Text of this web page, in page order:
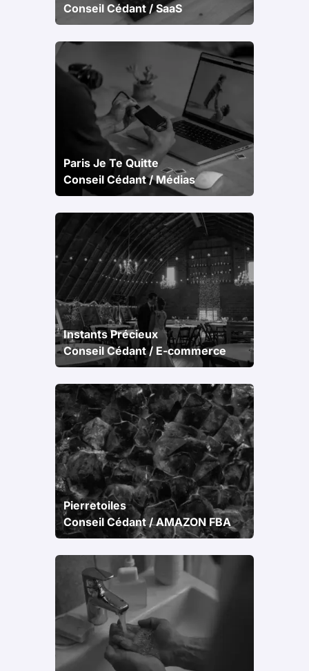
Conseil Cédant / SaaS
Paris Je Te Quitte
Conseil Cédant / Médias
Instants Précieux
Conseil Cédant / E-commerce
Pierretoiles
Conseil Cédant / AMAZON FBA